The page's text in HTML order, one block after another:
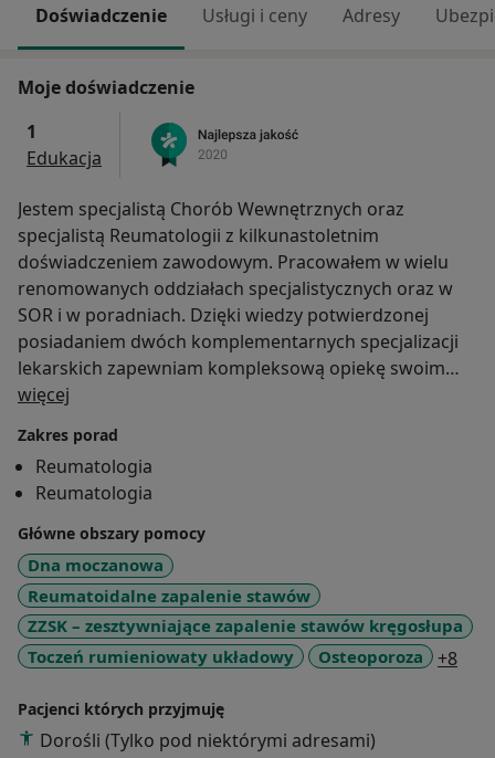
Doświadczenie Usługi i ceny Adresy
Moje doświadczenie
1
Edukacja
Jestem specjalistą Chorób Wewnętrznych oraz
specjalistą Reumatologii z kilkunastoletnim
doświadczeniem zawodowym. Pracowałem w wielu
renomowanych oddziałach specjalistycznych oraz w
SOR i w poradniach. Dzięki wiedzy potwierdzonej
posiadaniem dwóch komplementarnych specjalizacji
lekarskich zapewniam kompleksową opiekę swoim
pacjentom.
do leczenia.
więcej
Zakres porad
Reumatologia
Reumatologia
Główne obszary pomocy
Dna moczanowa
Reumatoidalne zapalenie stawów
ZZSK – zesztywniające zapalenie stawów kręgosłupa
Toczeń rumieniowaty układowy
Osteoporoza +8
Pacjenci których przyjmuję
Dorośli (Tylko pod niektórymi adresami)